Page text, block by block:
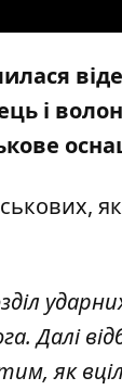
і
Далі
як